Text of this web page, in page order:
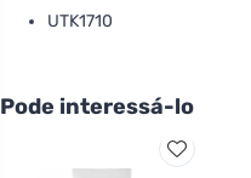
UTK1710
Pode interessá-lo